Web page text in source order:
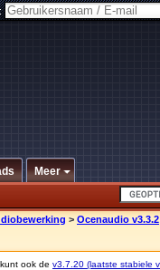
Meer
> Ocenaudio v3.3.2
ook de v3.7.20 (laatste stabiele